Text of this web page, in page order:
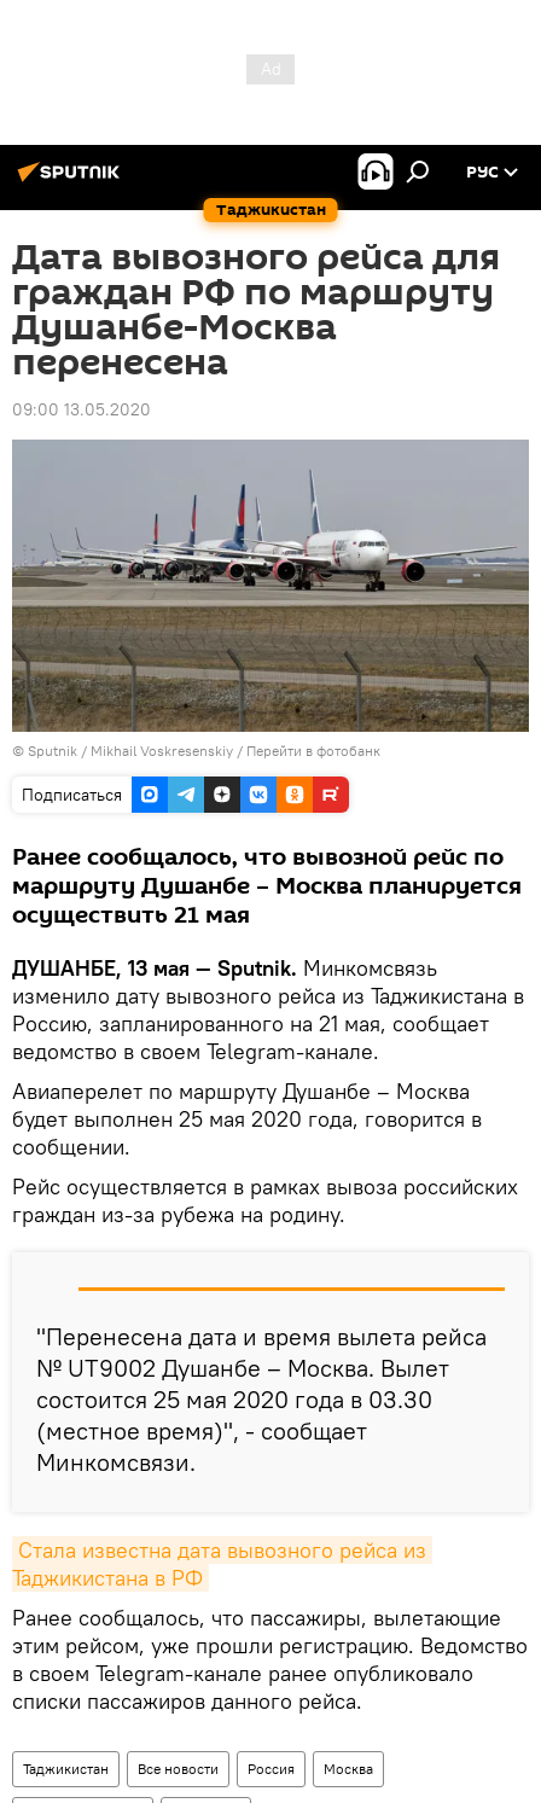
Таджикистан
РУС
Дата вывозного рейса для
граждан РФ по маршруту
Душанбе-Москва
перенесена
09:00 13.05.2020
© Sputnik / Mikhail Voskresenskiy / Перейти в фотобанк
Подписаться
Ранее сообщалось, что вывозной рейс по
маршруту Душанбе – Москва планируется
осуществить 21 мая
ДУШАНБЕ, 13 мая — Sputnik. Минкомсвязь
изменило дату вывозного рейса из Таджикистана в
Россию, запланированного на 21 мая, сообщает
ведомство в своем Telegram-канале.
Авиаперелет по маршруту Душанбе – Москва
будет выполнен 25 мая 2020 года, говорится в
сообщении.
Рейс осуществляется в рамках вывоза российских
граждан из-за рубежа на родину.
"Перенесена дата и время вылета рейса
№ UT9002 Душанбе – Москва. Вылет
состоится 25 мая 2020 года в 03.30
(местное время)", - сообщает
Минкомсвязи.
Стала известна дата вывозного рейса из
Таджикистана в РФ
Ранее сообщалось, что пассажиры, вылетающие
этим рейсом, уже прошли регистрацию. Ведомство
в своем Telegram-канале ранее опубликовало
списки пассажиров данного рейса.
Таджикистан Все новости Россия Москва